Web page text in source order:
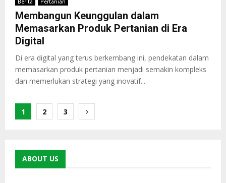
Membangun Keunggulan dalam
Memasarkan Produk Pertanian di Era
Digital
Di era digital yang terus berkembang ini, pendekatan dalam
memasarkan produk pertanian menjadi semakin kompleks
dan memerlukan strategi yang inovatif....
Paginasi
1 2 3
ABOUT US